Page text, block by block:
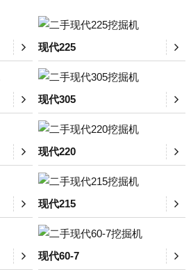
现代225
现代305
现代220
现代215
现代60-7